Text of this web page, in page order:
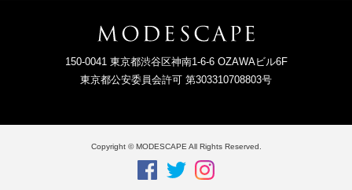
150-0041 東京都渋谷区神南1-6-6 OZAWAビル6F
東京都公安委員会許可 第303310708803号
Copyright © MODESCAPE All Rights Reserved.